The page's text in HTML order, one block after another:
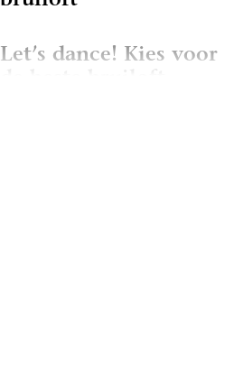
Let’s dance! Kies voor